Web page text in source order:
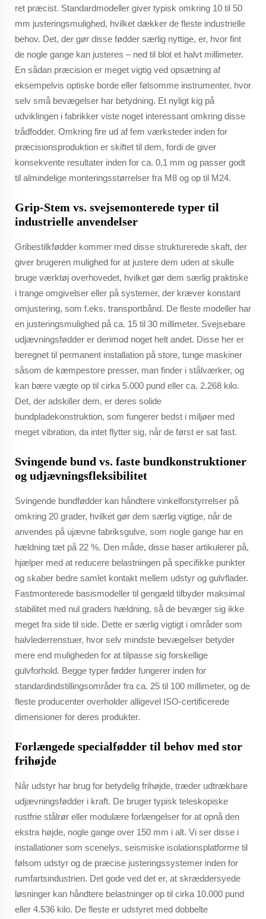
ret præcist. Standardmodeller giver typisk omkring 10 til 50
mm justeringsmulighed, hvilket dækker de fleste industrielle
behov. Det, der gør disse fødder særlig nyttige, er, hvor fint
de nogle gange kan justeres – ned til blot et halvt millimeter.
En sådan præcision er meget vigtig ved opsætning af
eksempelvis optiske borde eller følsomme instrumenter, hvor
selv små bevægelser har betydning. Et nyligt kig på
udviklingen i fabrikker viste noget interessant omkring disse
trådfodder. Omkring fire ud af fem værksteder inden for
præcisionsproduktion er skiftet til dem, fordi de giver
konsekvente resultater inden for ca. 0,1 mm og passer godt
til almindelige monteringsstørrelser fra M8 og op til M24.
Grip-Stem vs. svejsemonterede typer til
industrielle anvendelser
Gribestilkfødder kommer med disse strukturerede skaft, der
giver brugeren mulighed for at justere dem uden at skulle
bruge værktøj overhovedet, hvilket gør dem særlig praktiske
i trange omgivelser eller på systemer, der kræver konstant
omjustering, som f.eks. transportbånd. De fleste modeller har
en justeringsmulighed på ca. 15 til 30 millimeter. Svejsebare
udjævningsfødder er derimod noget helt andet. Disse her er
beregnet til permanent installation på store, tunge maskiner
såsom de kæmpestore presser, man finder i stålværker, og
kan bære vægte op til cirka 5.000 pund eller ca. 2.268 kilo.
Det, der adskiller dem, er deres solide
bundpladekonstruktion, som fungerer bedst i miljøer med
meget vibration, da intet flytter sig, når de først er sat fast.
Svingende bund vs. faste bundkonstruktioner
og udjævningsfleksibilitet
Svingende bundfødder kan håndtere vinkelforstyrrelser på
omkring 20 grader, hvilket gør dem særlig vigtige, når de
anvendes på ujævne fabriksgulve, som nogle gange har en
hældning tæt på 22 %. Den måde, disse baser artikulerer på,
hjælper med at reducere belastningen på specifikke punkter
og skaber bedre samlet kontakt mellem udstyr og gulvflader.
Fastmonterede basismodeller til gengæld tilbyder maksimal
stabilitet med nul graders hældning, så de bevæger sig ikke
meget fra side til side. Dette er særlig vigtigt i områder som
halvlederrenstuer, hvor selv mindste bevægelser betyder
mere end muligheden for at tilpasse sig forskellige
gulvforhold. Begge typer fødder fungerer inden for
standardindstillingsområder fra ca. 25 til 100 millimeter, og de
fleste producenter overholder alligevel ISO-certificerede
dimensioner for deres produkter.
Forlængede specialfødder til behov med stor
frihøjde
Når udstyr har brug for betydelig frihøjde, træder udtrækbare
udjævningsfødder i kraft. De bruger typisk teleskopiske
rustfrie stålrør eller modulære forlængelser for at opnå den
ekstra højde, nogle gange over 150 mm i alt. Vi ser disse i
installationer som scenelys, seismiske isolationsplatforme til
følsom udstyr og de præcise justeringssystemer inden for
rumfartsindustrien. Det gode ved det er, at skræddersyede
løsninger kan håndtere belastninger op til cirka 10.000 pund
eller 4.536 kilo. De fleste er udstyret med dobbelte